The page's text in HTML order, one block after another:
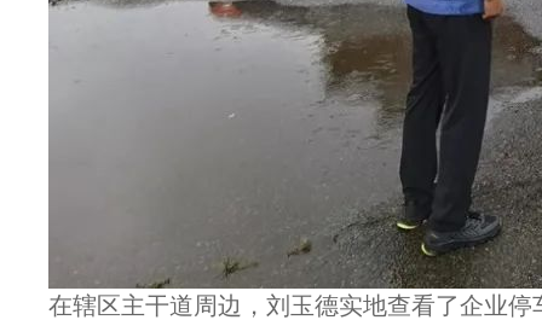
在辖区主干道周边，刘玉德实地查看了企业